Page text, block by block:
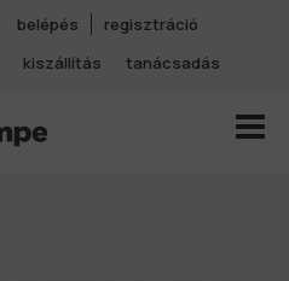
belépés
regisztráció
kiszállítás tanácsadás